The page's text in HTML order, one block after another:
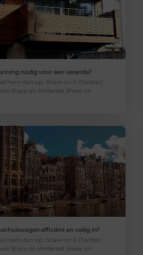
nodig voor een veranda?
hem dan op: Share on X (Twitter)
Share on Pinterest Share on
efficiënt en veilig in?
hem dan op: Share on X (Twitter)
Share on Pinterest Share on